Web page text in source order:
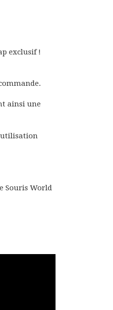
exclusif !
ainsi une
utilisation
Souris World